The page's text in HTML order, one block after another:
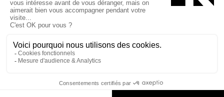
Bâtiment-Durable-Québec-1
Esquisses-1IRAC-1
MP-1 v2com-1
Cookies